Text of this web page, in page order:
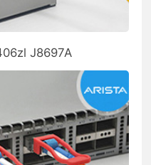
J8697A